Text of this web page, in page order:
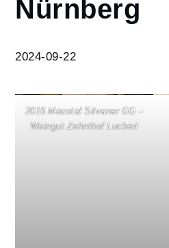
Nürnberg
2024-09-22
2016 Maustal Silvaner GG –
Weingut Zehnthof Luckert